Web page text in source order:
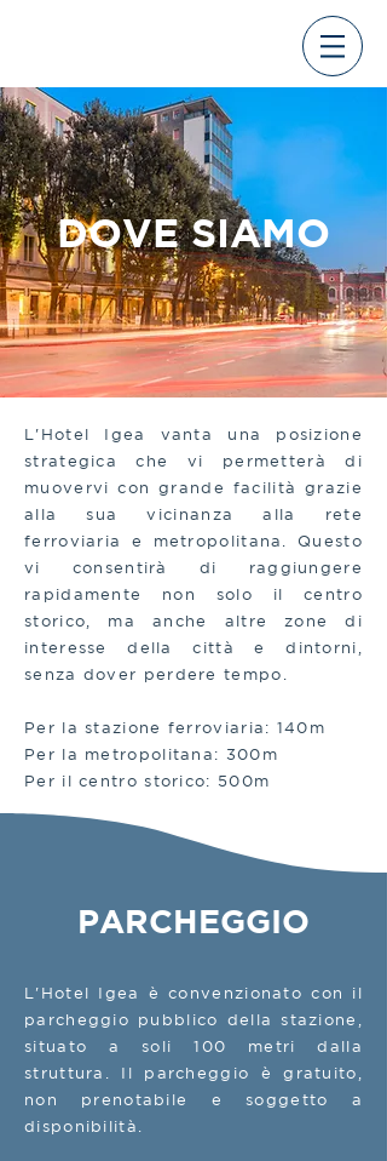
DOVE SIAMO
L'Hotel Igea vanta una posizione
strategica che vi permetterà di
muovervi con grande facilità grazie
alla sua vicinanza alla rete
ferroviaria e metropolitana. Questo
vi consentirà di raggiungere
rapidamente non solo il centro
storico, ma anche altre zone di
interesse della città e dintorni,
senza dover perdere tempo.
Per la stazione ferroviaria: 140m
Per la metropolitana: 300m
Per il centro storico: 500m
PARCHEGGIO
L'Hotel Igea è convenzionato con il
parcheggio pubblico della stazione,
situato a soli 100 metri dalla
struttura. Il parcheggio è gratuito,
non prenotabile e soggetto a
disponibilità.